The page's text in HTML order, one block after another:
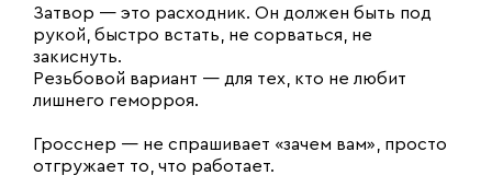
Затвор — это расходник. Он должен быть под
рукой, быстро встать, не сорваться, не
закиснуть.
Резьбовой вариант — для тех, кто не любит
лишнего геморроя.
Гросснер — не спрашивает «зачем вам», просто
отгружает то, что работает.